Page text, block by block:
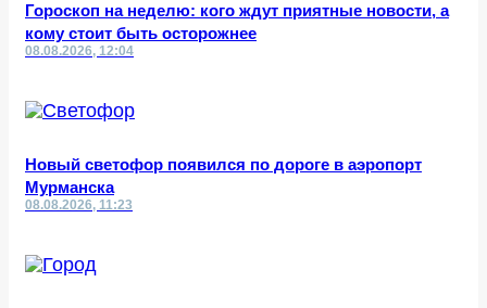
Гороскоп на неделю: кого ждут приятные новости, а
кому стоит быть осторожнее
08.08.2026, 12:04
Новый светофор появился по дороге в аэропорт
Мурманска
08.08.2026, 11:23